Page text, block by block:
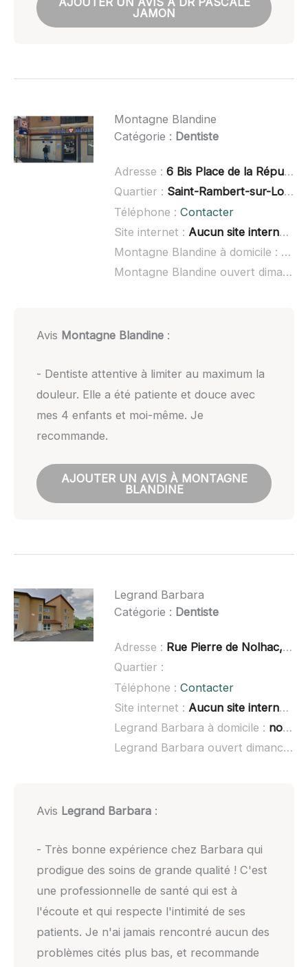
JAMON
Montagne Blandine
Catégorie : Dentiste
Adresse : 6 Bis Place de la République, 42170 Saint-Just-Saint-Rambert
Quartier : Saint-Rambert-sur-Loire
Téléphone : Contacter
Site internet : Aucun site internet connu
Montagne Blandine à domicile :
non
Montagne Blandine ouvert dimanche :
Avis Montagne Blandine:
- Dentiste attentive à limiter au maximum la
douleur. Elle a été patiente et douce avec
mes 4 enfants et moi-même. Je
recommande.
AJOUTER UN AVIS À MONTAGNE
BLANDINE
Legrand Barbara
Catégorie : Dentiste
Adresse : Rue Pierre de Nolhac, 63600 Ambert
Quartier :
Téléphone : Contacter
Site internet : Aucun site internet connu
Legrand Barbara à domicile : non renseigné
Legrand Barbara ouvert dimanche :
Avis Legrand Barbara:
- Très bonne expérience chez Barbara qui
prodigue des soins de grande qualité ! C'est
une professionnelle de santé qui est à
l'écoute et qui respecte l'intimité de ses
patients. Je n'ai jamais rencontré aucun des
problèmes cités plus bas, et recommande